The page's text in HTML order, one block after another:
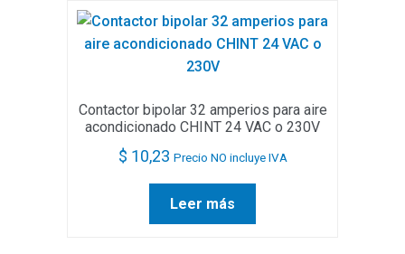
Contactor bipolar 32 amperios para aire
acondicionado CHINT 24 VAC o 230V
$ 10,23 Precio NO incluye IVA
Leer más